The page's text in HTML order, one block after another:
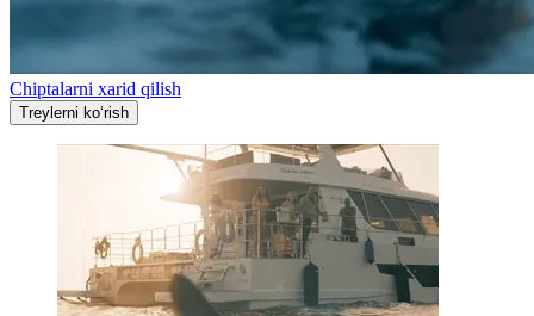
Chiptalarni xarid qilish
Treylerni ko‘rish